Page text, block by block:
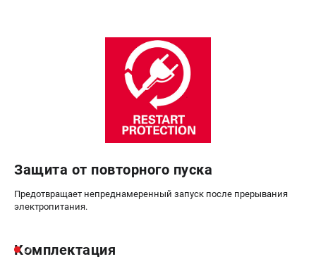
Аккумуляторные лобзики
РАСХОДНЫЕ МАТЕРИАЛЫ И АКСЕССУАРЫ
Аккумуляторы и зарядные устройства
ТЕЛЕФОН (САНКТ-ПЕТЕРБУРГ)
Защита от повторного пуска
Предотвращает непреднамеренный запуск после прерывания
электропитания.
Комплектация